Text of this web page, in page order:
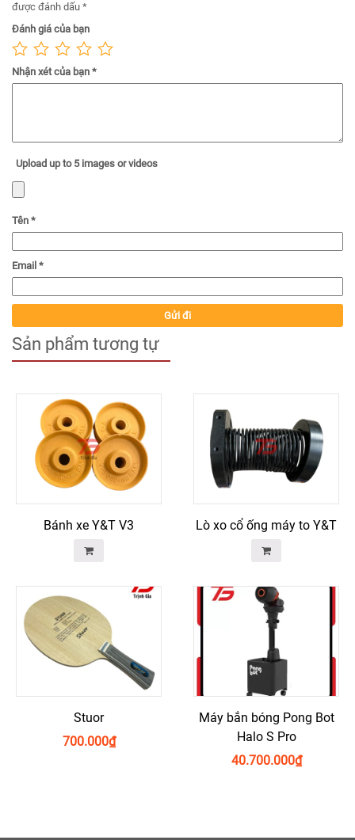
được đánh dấu *
Đánh giá của bạn
Nhận xét của bạn *
Upload up to 5 images or videos
Tên *
Email *
Sản phẩm tương tự
Bánh xe Y&T V3 Lò xo cổ ống máy to Y&T
Stuor
₫
700.000
Máy bắn bóng Pong Bot
Halo S Pro
₫
40.700.000